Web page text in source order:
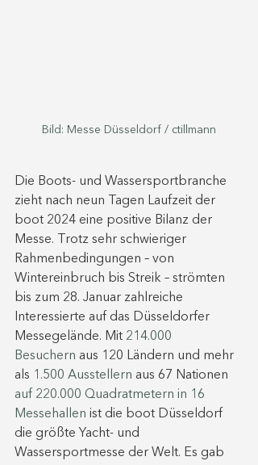
Bild: Messe Düsseldorf / ctillmann
Die Boots- und Wassersportbranche
zieht nach neun Tagen Laufzeit der
boot 2024 eine positive Bilanz der
Messe. Trotz sehr schwieriger
Rahmenbedingungen – von
Wintereinbruch bis Streik – strömten
bis zum 28. Januar zahlreiche
Interessierte auf das Düsseldorfer
Messegelände. Mit 214.000
Besuchern aus 120 Ländern und mehr
als 1.500 Ausstellern aus 67 Nationen
auf 220.000 Quadratmetern in 16
Messehallen ist die boot Düsseldorf
die größte Yacht- und
Wassersportmesse der Welt. Es gab